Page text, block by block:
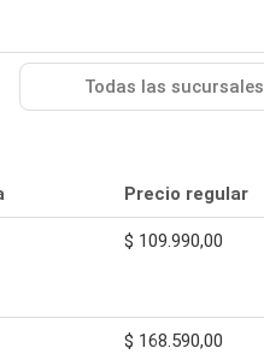
Todas las sucursales
Precio regular
$ 109.990,00
$ 168.590,00